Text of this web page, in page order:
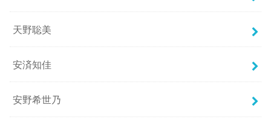
天野聡美
安済知佳
安野希世乃